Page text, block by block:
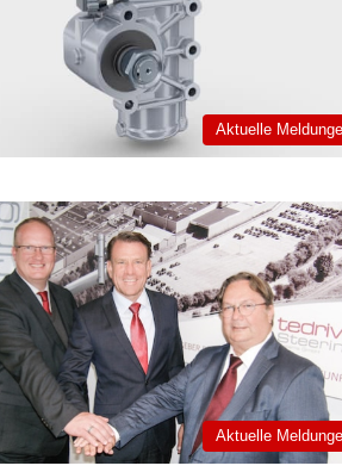
Aktuelle
Aktuelle